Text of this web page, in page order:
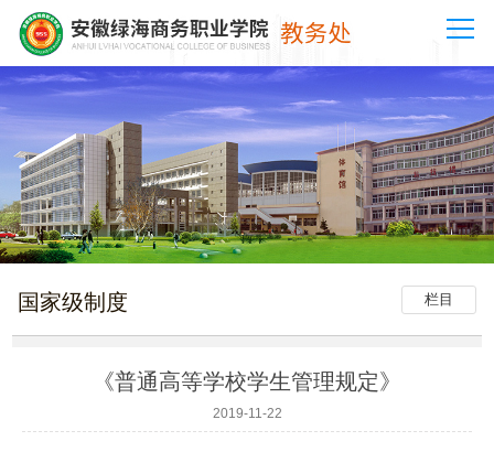
栏目
国家级制度
《普通高等学校学生管理规定》
2019-11-22